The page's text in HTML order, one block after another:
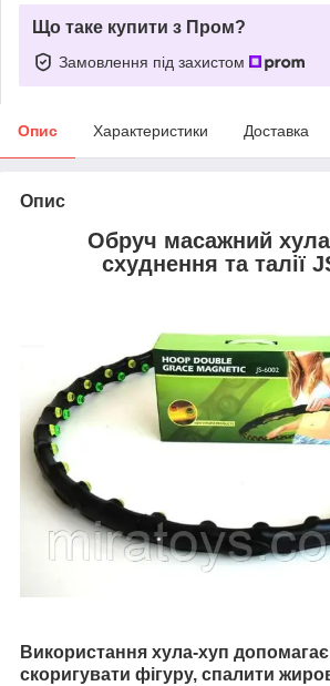
Що таке купити з Пром?
Замовлення під захистом
Опис Характеристики Доставка
Опис
Обруч масажний
схуднення та талії
Використання хула-хуп
скоригувати фігуру, спалити